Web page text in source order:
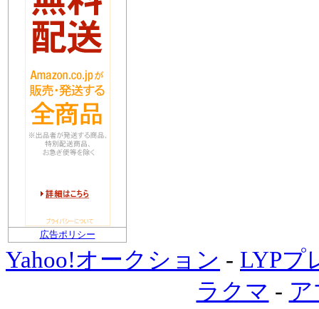
広告ポリシー
Yahoo!オークション - LYPプ
ラクマ -